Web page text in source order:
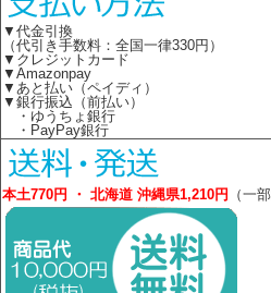
▼代金引換
（代引き手数料：全国一律330円）
▼クレジットカード
▼Amazonpay
▼あと払い（ペイディ）
▼銀行振込（前払い）
・ゆうちょ銀行
・PayPay銀行
本土770円 ・ 北海道 沖縄県1,210円 （一